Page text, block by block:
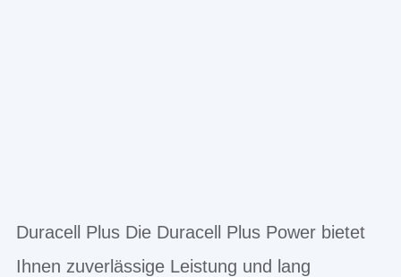
Duracell Plus Die Duracell Plus Power bietet
Ihnen zuverlässige Leistung und lang